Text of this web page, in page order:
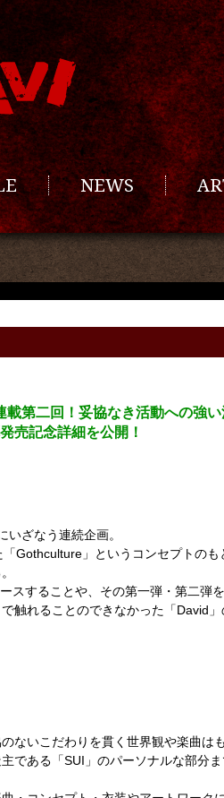
NEWS
第二回！妥協なき活動への強
売記念詳細を公開！
ざなう連続企画。
Gothculture」というコンセプトの
スすることや、その第一弾・第二
触れることのできなかった「David
ないこだわりを貫く世界観や楽曲
である「SUI」のパーソナルな部分ま